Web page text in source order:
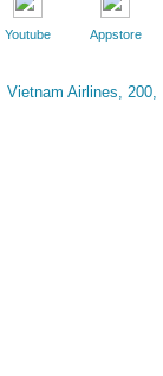
Youtube Appstore
Vietnam Airlines,